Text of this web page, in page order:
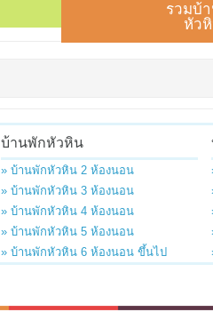
รวมบ้
หัว
บ้านพักหัวหิน
» บ้านพักหัวหิน 2 ห้องนอน
» บ้านพักหัวหิน 3 ห้องนอน
» บ้านพักหัวหิน 4 ห้องนอน
» บ้านพักหัวหิน 5 ห้องนอน
» บ้านพักหัวหิน 6 ห้องนอน ขึ้นไป